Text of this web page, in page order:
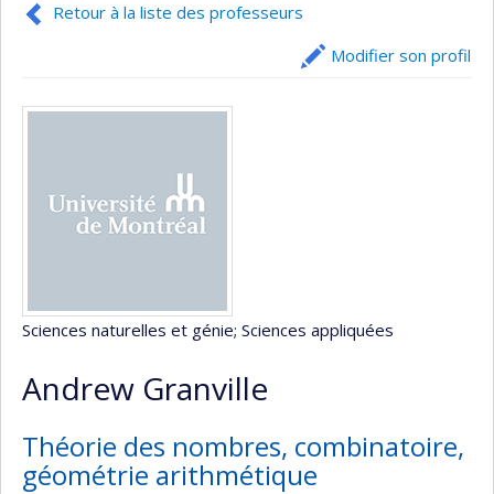
Retour à la liste des professeurs
Modifier son profil
Sciences naturelles et génie; Sciences appliquées
Andrew Granville
Théorie des nombres, combinatoire,
géométrie arithmétique